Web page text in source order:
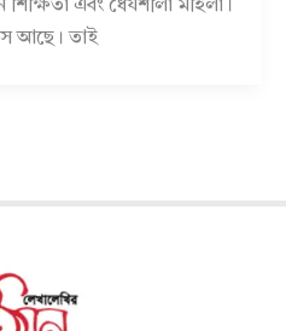
এবং ধৈর্যশীলা মহিলা।
আছে। তাই